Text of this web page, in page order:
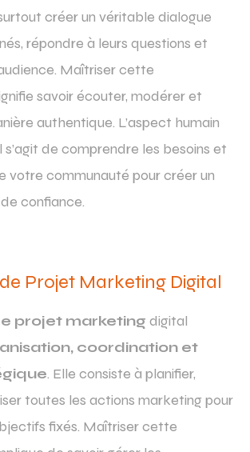
créer un véritable dialogue
répondre à leurs questions et
Maîtriser cette
savoir écouter, modérer et
authentique. L’aspect humain
s’agit de comprendre les besoins et
votre communauté pour créer un
confiance.
de Projet Marketing Digital
projet marketing digital
coordination et
. Elle consiste à planifier,
toutes les actions marketing pour
fixés. Maîtriser cette